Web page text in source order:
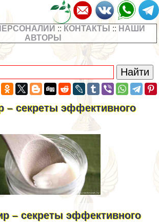
:: КОНТАКТЫ :: НАШИ
АВТОРЫ
– секреты эффективного
– секреты эффективного